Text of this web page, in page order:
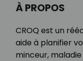
À PROPOS
CROQ est un
aide à planifier
minceur,